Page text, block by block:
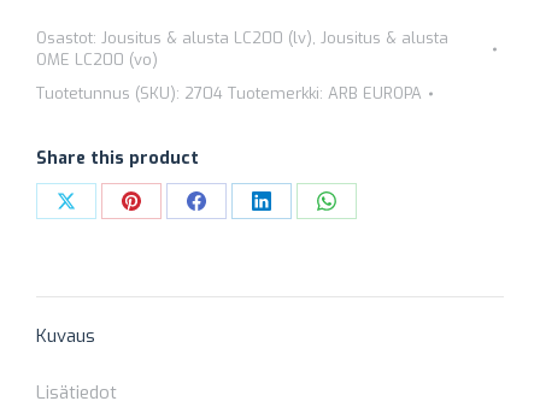
EMU
2704
25
MM
määrä
Osastot: Jousitus & alusta LC200 (lv), Jousitus & alusta
OME LC200 (vo)
Tuotetunnus (SKU): 2704 Tuotemerkki: ARB EUROPA
Share this product
Share Share Share Share Share
Kuvaus
Lisätiedot